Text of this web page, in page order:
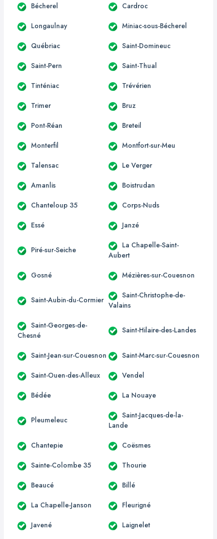
Bécherel Cardroc
Longaulnay Miniac-sous-Bécherel
Québriac Saint-Domineuc
Saint-Pern Saint-Thual
Tinténiac Trévérien
Trimer Bruz
Pont-Réan Breteil
Monterfil Montfort-sur-Meu
Talensac Le Verger
Amanlis Boistrudan
Chanteloup 35 Corps-Nuds
Essé Janzé
Piré-sur-Seiche
La Chapelle-Saint-
Aubert
Gosné Mézières-sur-Couesnon
Saint-Aubin-du-Cormier
Saint-Christophe-de-
Valains
Saint-Georges-de-
Chesné
Saint-Hilaire-des-Landes
Saint-Jean-sur-Couesnon Saint-Marc-sur-Couesnon
Saint-Ouen-des-Alleux Vendel
Bédée La Nouaye
Pleumeleuc
Saint-Jacques-de-la-
Lande
Chantepie Coësmes
Sainte-Colombe 35 Thourie
Beaucé Billé
La Chapelle-Janson Fleurigné
Javené Laignelet